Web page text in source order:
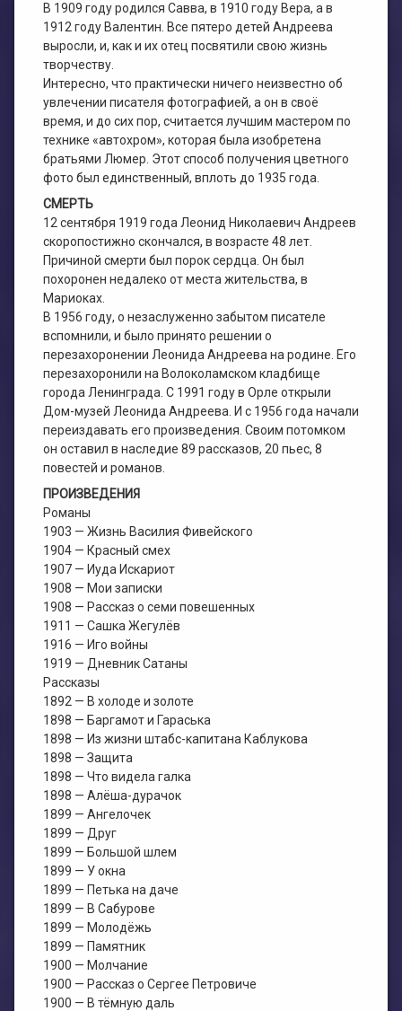
В 1909 году родился Савва, в 1910 году Вера, а в
1912 году Валентин. Все пятеро детей Андреева
выросли, и, как и их отец посвятили свою жизнь
творчеству.
Интересно, что практически ничего неизвестно об
увлечении писателя фотографией, а он в своё
время, и до сих пор, считается лучшим мастером по
технике «автохром», которая была изобретена
братьями Люмер. Этот способ получения цветного
фото был единственный, вплоть до 1935 года.
СМЕРТЬ
12 сентября 1919 года Леонид Николаевич Андреев
скоропостижно скончался, в возрасте 48 лет.
Причиной смерти был порок сердца. Он был
похоронен недалеко от места жительства, в
Мариоках.
В 1956 году, о незаслуженно забытом писателе
вспомнили, и было принято решении о
перезахоронении Леонида Андреева на родине. Его
перезахоронили на Волоколамском кладбище
города Ленинграда. С 1991 году в Орле открыли
Дом-музей Леонида Андреева. И с 1956 года начали
переиздавать его произведения. Своим потомком
он оставил в наследие 89 рассказов, 20 пьес, 8
повестей и романов.
ПРОИЗВЕДЕНИЯ
Романы
1903 — Жизнь Василия Фивейского
1904 — Красный смех
1907 — Иуда Искариот
1908 — Мои записки
1908 — Рассказ о семи повешенных
1911 — Сашка Жегулёв
1916 — Иго войны
1919 — Дневник Сатаны
Рассказы
1892 — В холоде и золоте
1898 — Баргамот и Гараська
1898 — Из жизни штабс-капитана Каблукова
1898 — Защита
1898 — Что видела галка
1898 — Алёша-дурачок
1899 — Ангелочек
1899 — Друг
1899 — Большой шлем
1899 — У окна
1899 — Петька на даче
1899 — В Сабурове
1899 — Молодёжь
1899 — Памятник
1900 — Молчание
1900 — Рассказ о Сергее Петровиче
1900 — В тёмную даль